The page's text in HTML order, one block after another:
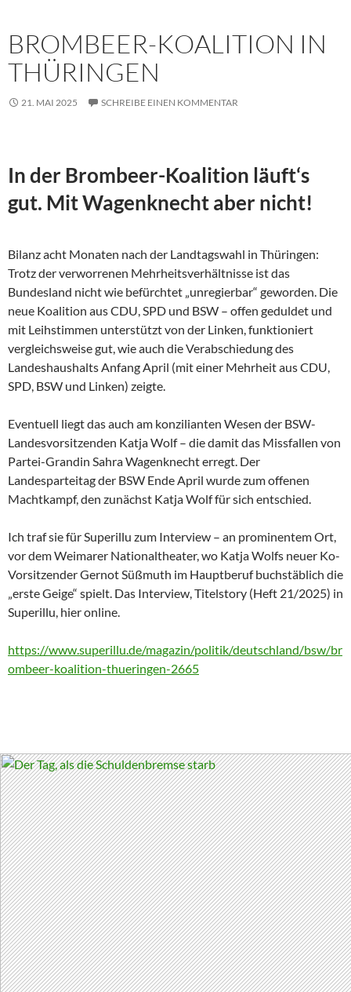
BROMBEER-KOALITION IN
THÜRINGEN
21. MAI 2025 SCHREIBE EINEN KOMMENTAR
In der Brombeer-Koalition läuft‘s
gut. Mit Wagenknecht aber nicht!
Bilanz acht Monaten nach der Landtagswahl in Thüringen:
Trotz der verworrenen Mehrheitsverhältnisse ist das
Bundesland nicht wie befürchtet „unregierbar“ geworden. Die
neue Koalition aus CDU, SPD und BSW – offen geduldet und
mit Leihstimmen unterstützt von der Linken, funktioniert
vergleichsweise gut, wie auch die Verabschiedung des
Landeshaushalts Anfang April (mit einer Mehrheit aus CDU,
SPD, BSW und Linken) zeigte.
Eventuell liegt das auch am konzilianten Wesen der BSW-
Landesvorsitzenden Katja Wolf – die damit das Missfallen von
Partei-Grandin Sahra Wagenknecht erregt. Der
Landesparteitag der BSW Ende April wurde zum offenen
Machtkampf, den zunächst Katja Wolf für sich entschied.
Ich traf sie für Superillu zum Interview – an prominentem Ort,
vor dem Weimarer Nationaltheater, wo Katja Wolfs neuer Ko-
Vorsitzender Gernot Süßmuth im Hauptberuf buchstäblich die
„erste Geige“ spielt. Das Interview, Titelstory (Heft 21/2025) in
Superillu, hier online.
https://www.superillu.de/magazin/politik/deutschland/bsw/br
ombeer-koalition-thueringen-2665